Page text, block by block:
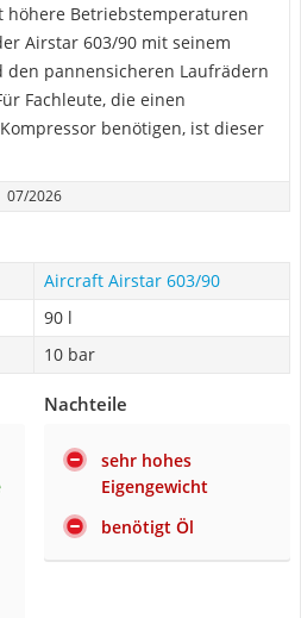
höhere Betriebstemperaturen
Airstar 603/90 mit seinem
pannensicheren Laufrädern
Fachleute, die einen
benötigen, ist dieser
07/2026
Aircraft Airstar 603/90
90 l
10 bar
Nachteile
sehr hohes
Eigengewicht
benötigt Öl